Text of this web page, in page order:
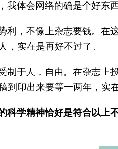
我体会网络的确是个好东
利，不像上杂志要钱。在
，实在是再好不过了。
制于人，自由。在杂志上
到印出来要等一两年，实
科学精神恰好是符合以上